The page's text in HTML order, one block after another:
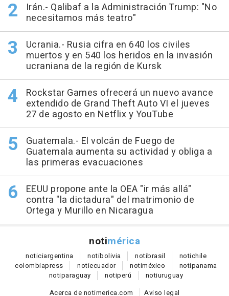
Irán.- Qalibaf a la Administración Trump: "No
necesitamos más teatro"
Ucrania.- Rusia cifra en 640 los civiles
muertos y en 540 los heridos en la invasión
ucraniana de la región de Kursk
Rockstar Games ofrecerá un nuevo avance
extendido de Grand Theft Auto VI el jueves
27 de agosto en Netflix y YouTube
Guatemala.- El volcán de Fuego de
Guatemala aumenta su actividad y obliga a
las primeras evacuaciones
EEUU propone ante la OEA "ir más allá"
contra "la dictadura" del matrimonio de
Ortega y Murillo en Nicaragua
notimérica
noticiargentina notibolivia notibrasil notichile
colombiapress notiecuador notiméxico notipanama
notiparaguay notiperú notiuruguay
Acerca de notimerica.com
Aviso legal